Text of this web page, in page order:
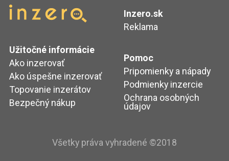
Inzero.sk
Reklama
Užitočné informácie
Ako inzerovať
Ako úspešne inzerovať
Topovanie inzerátov
Bezpečný nákup
Pomoc
Pripomienky a nápady
Podmienky inzercie
Ochrana osobných
údajov
Všetky práva vyhradené ©2018